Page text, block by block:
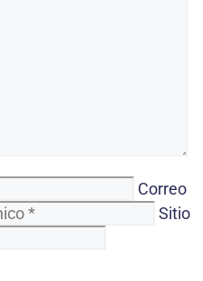
Correo
Sitio